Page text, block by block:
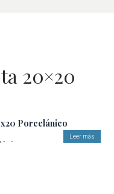
20×20
Porcelánico
es una opción
mate y la textura
aporta un estilo
Leer más